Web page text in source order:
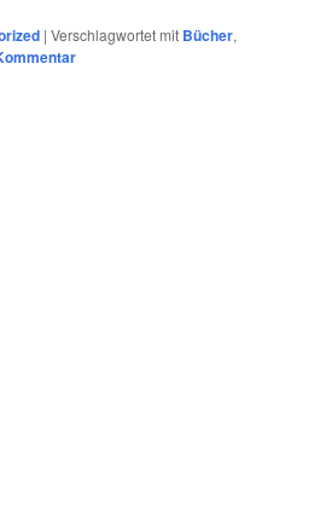
|Verschlagwortet mit Bücher,